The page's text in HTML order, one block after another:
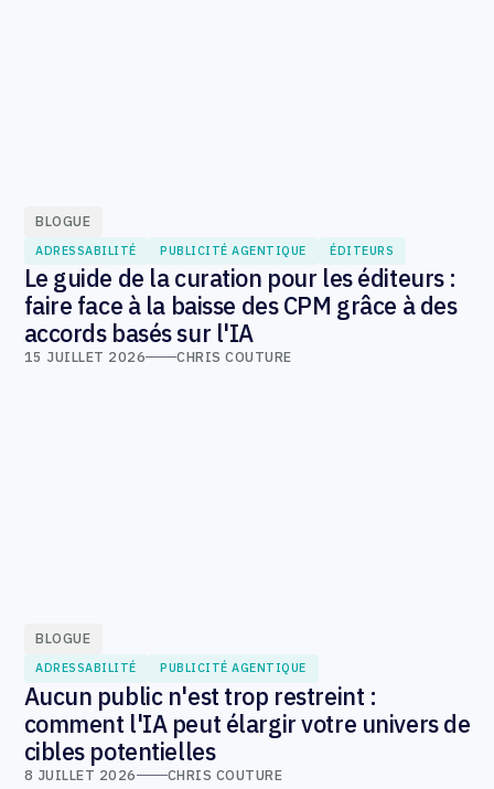
BLOGUE
ADRESSABILITÉ PUBLICITÉ AGENTIQUE ÉDITEURS
Le guide de la curation pour les éditeurs :
faire face à la baisse des CPM grâce à des
accords basés sur l'IA
15 JUILLET 2026 CHRIS COUTURE
BLOGUE
ADRESSABILITÉ PUBLICITÉ AGENTIQUE
Aucun public n'est trop restreint :
comment l'IA peut élargir votre univers de
cibles potentielles
8 JUILLET 2026 CHRIS COUTURE